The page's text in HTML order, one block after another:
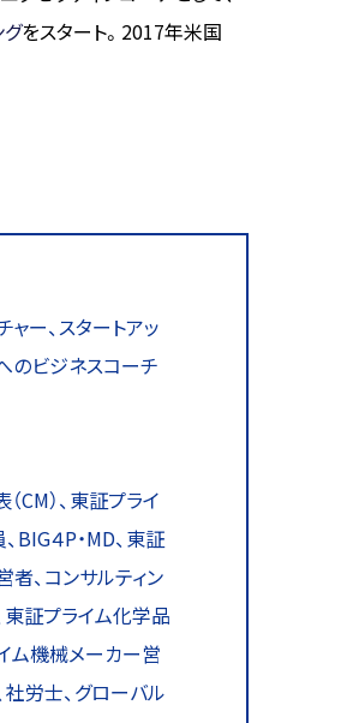
をスタート。2017年米国
ー、スタートアッ
のビジネスコーチ
CM）、東証プライ
４P・MD、東証
、コンサルティン
証プライム化学品
ム機械メーカー営
労士、グローバル